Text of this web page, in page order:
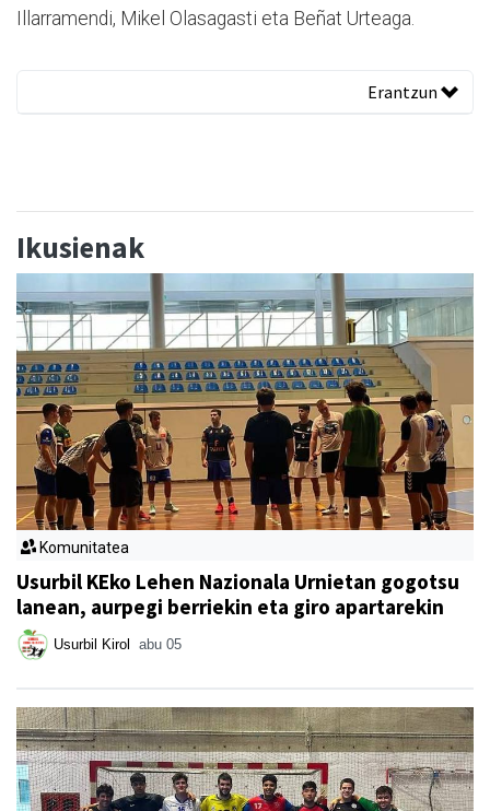
Illarramendi, Mikel Olasagasti eta Beñat Urteaga.
Erantzun
Ikusienak
Komunitatea
Usurbil KEko Lehen Nazionala Urnietan gogotsu
lanean, aurpegi berriekin eta giro apartarekin
Usurbil Kirol abu 05